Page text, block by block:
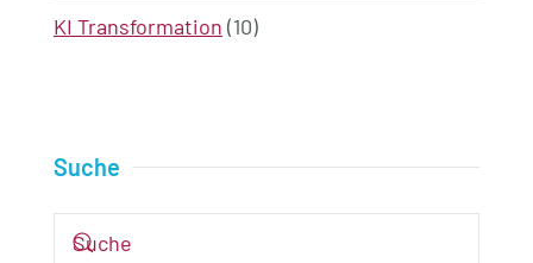
KI Transformation (10)
Suche